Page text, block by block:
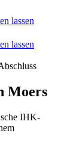
lassen
lassen
Moers
IHK-